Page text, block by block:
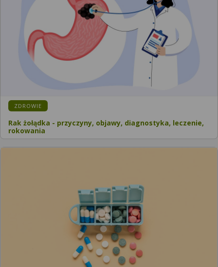
KATEGORIA:
ZDROWIE
Rak żołądka - przyczyny, objawy, diagnostyka, leczenie,
rokowania